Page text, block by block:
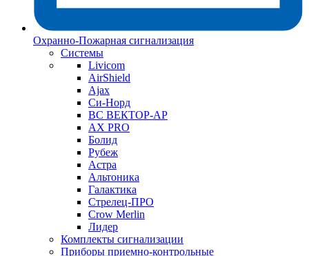
Охранно-Пожарная сигнализация
Системы
Livicom
AirShield
Ajax
Си-Норд
ВС ВЕКТОР-АР
AX PRO
Болид
Рубеж
Астра
Альтоника
Галактика
Стрелец-ПРО
Crow Merlin
Лидер
Комплекты сигнализации
Приборы приемно-контрольные